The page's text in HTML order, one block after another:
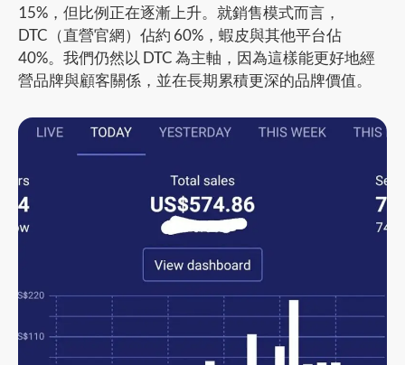
15%，但比例正在逐漸上升。就銷售模式而言，
DTC（直營官網）佔約 60%，蝦皮與其他平台佔
40%。我們仍然以 DTC 為主軸，因為這樣能更好地經
營品牌與顧客關係，並在長期累積更深的品牌價值。